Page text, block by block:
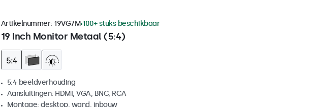
19 Inch Monitor Metaal (5:4)
Artikelnummer: 19VG7M 100+ stuks beschikbaar
5:4 beeldverhouding
Aansluitingen: HDMI, VGA, BNC, RCA
Montage: desktop, wand, inbouw